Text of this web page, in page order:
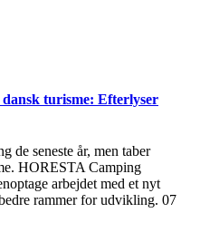
turisme: Efterlyser
de seneste år, men taber
HORESTA Camping
arbejdet med et nyt
rammer for udvikling. 07